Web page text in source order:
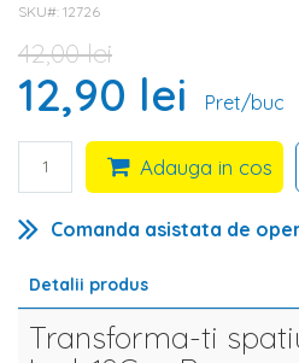
images
gallery
SKU# 12726
42,00 lei
12,90 lei Pret/buc
Adauga in cos
Comanda asistata de
Detalii produs
Transforma-ti